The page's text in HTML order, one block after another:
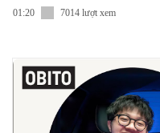
01:20 7014 lượt xem